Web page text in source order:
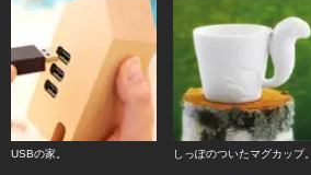
USBの家。 しっぽのついたマグカップ。